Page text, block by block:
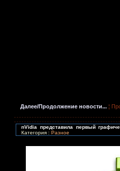
Далее/Продолжение новости... ¦
nVidia представила первый
Категория : Разное